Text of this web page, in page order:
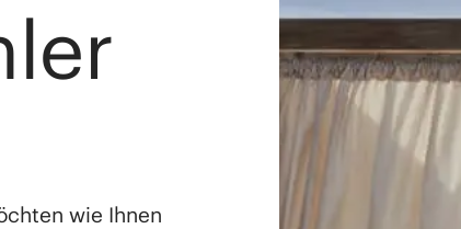
wie Ihnen